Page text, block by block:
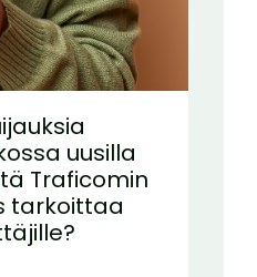
uusilla
Traficomin
tarkoittaa